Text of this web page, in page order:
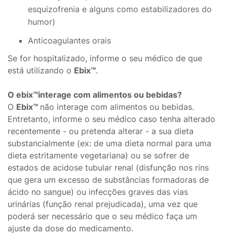
esquizofrenia e alguns como estabilizadores do
humor)
Anticoagulantes orais
Se for hospitalizado, informe o seu médico de que
está utilizando o Ebix™.
O ebix™interage com alimentos ou bebidas?
O Ebix™ não interage com alimentos ou bebidas.
Entretanto, informe o seu médico caso tenha alterado
recentemente - ou pretenda alterar - a sua dieta
substancialmente (ex: de uma dieta normal para uma
dieta estritamente vegetariana) ou se sofrer de
estados de acidose tubular renal (disfunção nos rins
que gera um excesso de substâncias formadoras de
ácido no sangue) ou infecções graves das vias
urinárias (função renal prejudicada), uma vez que
poderá ser necessário que o seu médico faça um
ajuste da dose do medicamento.